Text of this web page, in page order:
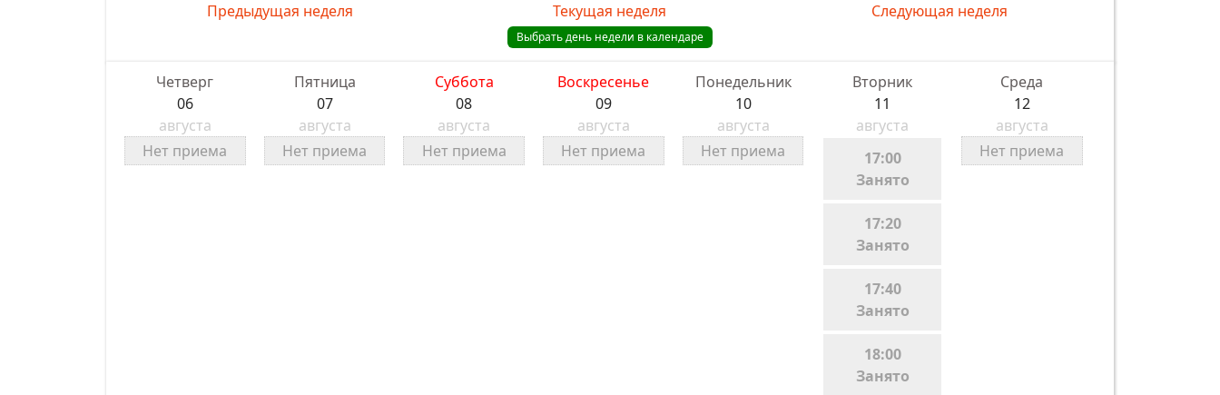
Предыдущая неделя Текущая неделя Следующая неделя
Четверг
06
августа
Нет приема
Пятница
07
августа
Нет приема
Суббота
08
августа
Нет приема
Воскресенье
09
августа
Нет приема
Понедельник
10
августа
Нет приема
Вторник
11
августа
17:00
Занято
17:20
Занято
17:40
Занято
18:00
Занято
Среда
12
августа
Нет приема